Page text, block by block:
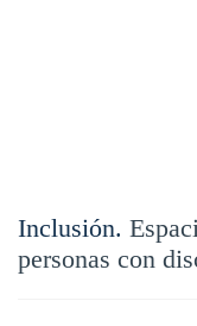
Inclusión.
personas con